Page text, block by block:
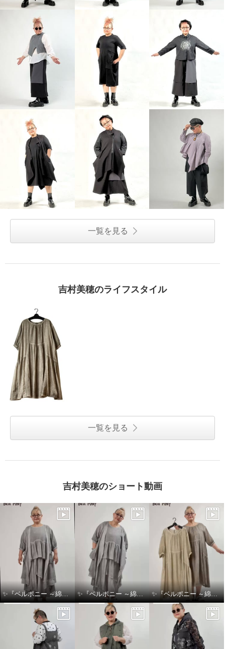
一覧を見る
吉村美穂のライフスタイル
一覧を見る
吉村美穂のショート動画
✨『ベルポニー ～綿麻製品染めシリーズ～』✨ ✨『ベルポニー ～綿麻製品染めシリーズ～』✨ ✨『ベルポニー ～綿麻製品染めシリーズ～』✨